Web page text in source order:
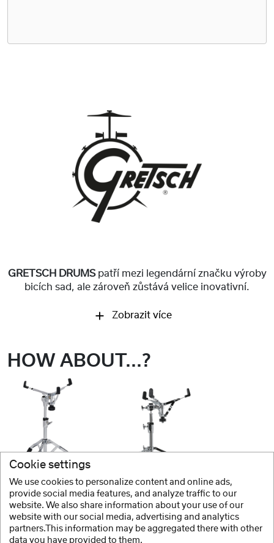
GRETSCH DRUMS patří mezi legendární značku výroby
bicích sad, ale zároveň zůstává velice inovativní.
Zobrazit více
HOW ABOUT...?
GRETSCH
Hardware G3 Serie Stojan pro snare
GRETSCH
Hardware G5 série Snare stojánek
Cookie settings
We use cookies to personalize content and online ads,
provide social media features, and analyze traffic to our
website. We also share information about your use of our
website with our social media, advertising and analytics
partners.This information may be aggregated there with other
data you have provided to them.